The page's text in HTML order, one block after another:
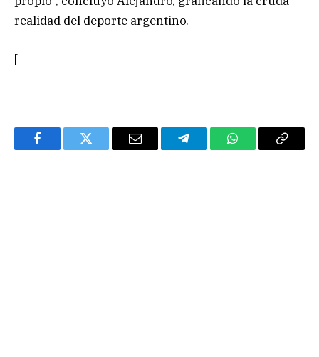
realidad del deporte argentino.
[
FacebookTwitter Email TelegramWhatsAppCopy